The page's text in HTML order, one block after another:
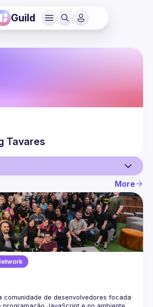
Guild
Tavares
More
comunidade de desenvolvedores focada